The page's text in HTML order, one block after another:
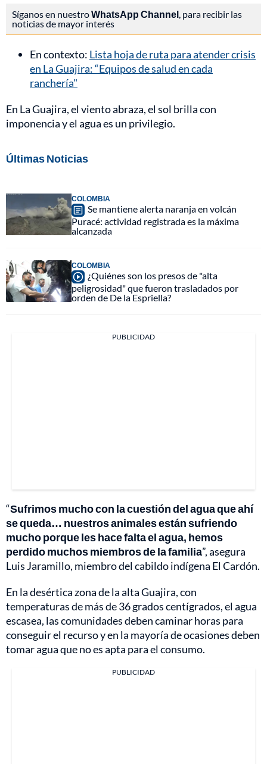
Síganos en nuestroWhatsApp Channel , para recibir las
noticias de mayor interés
En contexto: Lista hoja de ruta para atender crisis
en La Guajira: “Equipos de salud en cada
ranchería"
En La Guajira, el viento abraza, el sol brilla con
imponencia y el agua es un privilegio.
Últimas Noticias
COLOMBIA
Se mantiene alerta naranja en volcán
Puracé: actividad registrada es la máxima
alcanzada
COLOMBIA
¿Quiénes son los presos de "alta
peligrosidad" que fueron trasladados por
orden de De la Espriella?
PUBLICIDAD
“Sufrimos mucho con la cuestión del agua que ahí
se queda… nuestros animales están sufriendo
mucho porque les hace falta el agua, hemos
perdido muchos miembros de la familia”, asegura
Luis Jaramillo, miembro del cabildo indígena El Cardón.
En la desértica zona de la alta Guajira, con
temperaturas de más de 36 grados centígrados, el agua
escasea, las comunidades deben caminar horas para
conseguir el recurso y en la mayoría de ocasiones deben
tomar agua que no es apta para el consumo.
PUBLICIDAD